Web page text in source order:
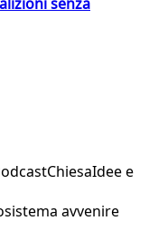
ChiesaIdee e
avvenire